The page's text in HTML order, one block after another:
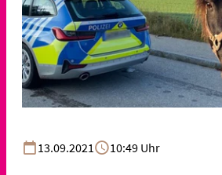
13.09.2021
10:49 Uhr